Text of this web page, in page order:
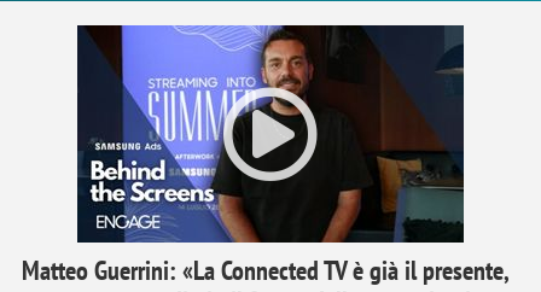
Matteo Guerrini: «La Connected TV è già il presente,